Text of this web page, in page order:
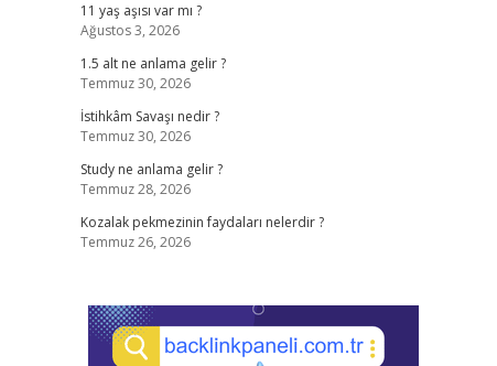
11 yaş aşısı var mı ?
Ağustos 3, 2026
1.5 alt ne anlama gelir ?
Temmuz 30, 2026
İstihkâm Savaşı nedir ?
Temmuz 30, 2026
Study ne anlama gelir ?
Temmuz 28, 2026
Kozalak pekmezinin faydaları nelerdir ?
Temmuz 26, 2026